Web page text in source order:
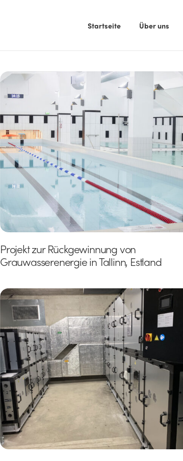
Startseite Über uns
Projekt zur Rückgewinnung von
Grauwasserenergie in Tallinn, Estland